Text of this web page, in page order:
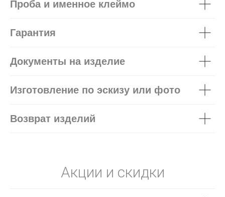
Проба и именное клеймо
Гарантия
Документы на изделие
Изготовление по эскизу или фото
Возврат изделий
Акции и скидки